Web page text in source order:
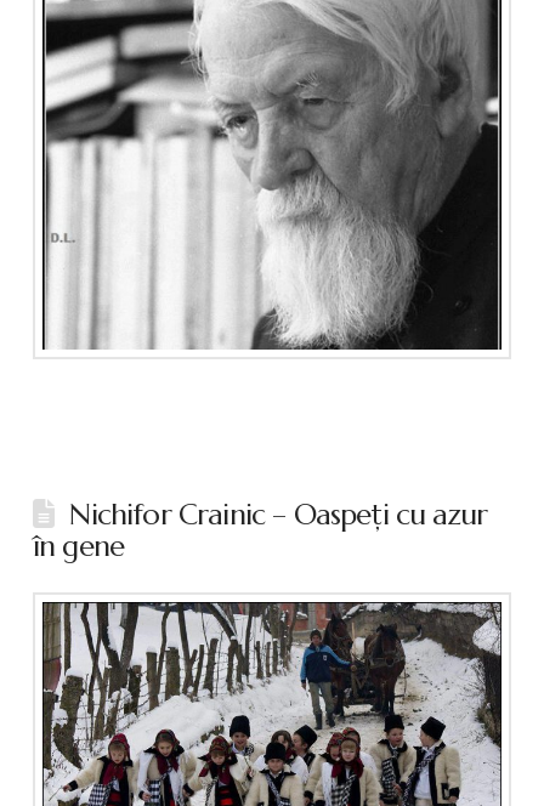
Nichifor Crainic – Oaspeţi cu azur
în gene